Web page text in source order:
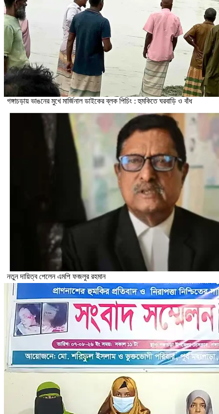
গঙ্গাচড়ায় ভাঙনের মুখে মার্জিনাল ডাইকের ব্লক পিচিং : হুমকিতে ঘরবাড়ি ও বাঁধ
নতুন দায়িত্ব পেলেন এমপি ফজলুর রহমান